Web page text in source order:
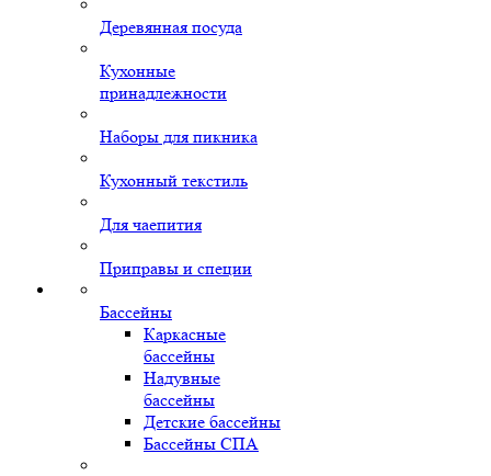
Деревянная посуда
Кухонные
принадлежности
Наборы для пикника
Кухонный текстиль
Для чаепития
Приправы и специи
Бассейны
Каркасные
бассейны
Надувные
бассейны
Детские бассейны
Бассейны СПА